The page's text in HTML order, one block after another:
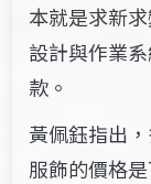
本就是求新
設計與作業
款。
黃佩鈺指出
服飾的價格